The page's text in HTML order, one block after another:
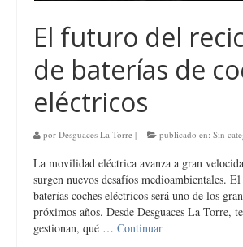
El futuro del
de baterías de
eléctricos
por Desguaces La Torre | publicado en: Sin
La movilidad eléctrica avanza a gran
surgen nuevos desafíos medioambientales.
baterías coches eléctricos será uno de los
próximos años. Desde Desguaces La Torre,
gestionan, qué … Continuar